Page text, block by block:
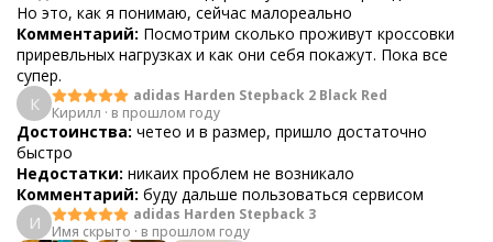
Но это, как я понимаю, сейчас малореально
Комментарий: Посмотрим сколько проживут кроссовки
приревльных нагрузках и как они себя покажут. Пока все
супер.
К
adidas Harden Stepback 2 Black Red
Кирилл · в прошлом году
Достоинства: четео и в размер, пришло достаточно
быстро
Недостатки: никаих проблем не возникало
Комментарий: буду дальше пользоваться сервисом
И
adidas Harden Stepback 3
Имя скрыто · в прошлом году